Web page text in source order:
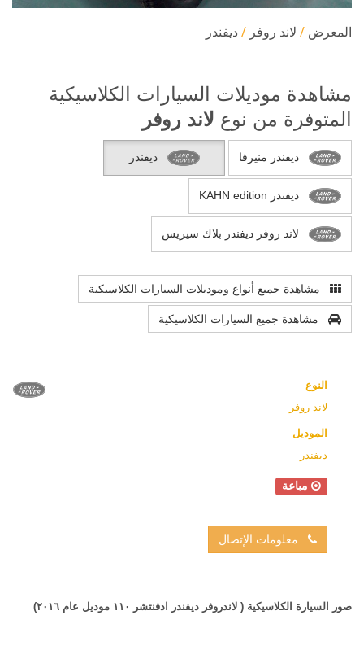
المعرض لاند روفر ديفندر
مشاهدة موديلات السيارات الكلاسيكية
المتوفرة من نوع لاند روفر
ديفندر منيرفا ديفندر
ديفندر KAHN edition
لاند روفر ديفندر بلاك سيريس
مشاهدة جميع أنواع وموديلات السيارات الكلاسيكية
مشاهدة جميع السيارات الكلاسيكية
النوع
لاند روفر
الموديل
ديفندر
مباعة
معلومات الإتصال
صور السيارة الكلاسيكية ( لاندروفر ديفندر ادفنتشر ١١٠ موديل عام ٢٠١٦)